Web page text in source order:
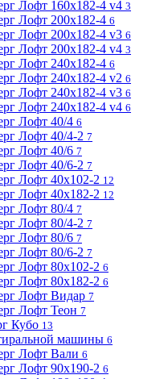
Лофт 160х182-4 v4 3
Лофт 200х182-4 6
Лофт 200х182-4 v3 6
Лофт 200х182-4 v4 3
Лофт 240х182-4 6
Лофт 240х182-4 v2 6
Лофт 240х182-4 v3 6
Лофт 240х182-4 v4 6
Лофт 40/4 6
Лофт 40/4-2 7
Лофт 40/6 7
Лофт 40/6-2 7
Лофт 40х102-2 12
Лофт 40х182-2 12
Лофт 80/4 7
Лофт 80/4-2 7
Лофт 80/6 7
Лофт 80/6-2 7
Лофт 80х102-2 6
Лофт 80х182-2 6
Лофт Видар 7
Лофт Теон 7
Кубо 13
машины 6
Лофт Вали 6
Лофт 90х190-2 6